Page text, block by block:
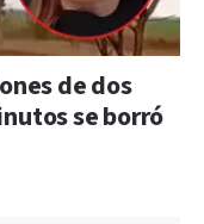
de dos
se borró